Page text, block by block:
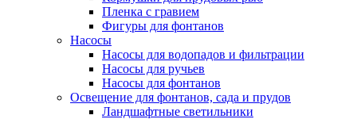
Пленка с гравием
Фигуры для фонтанов
Насосы
Насосы для водопадов и фильтрации
Насосы для ручьев
Насосы для фонтанов
Освещение для фонтанов, сада и прудов
Ландшафтные светильники